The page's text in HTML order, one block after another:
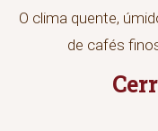
O clima quente,
de cafés